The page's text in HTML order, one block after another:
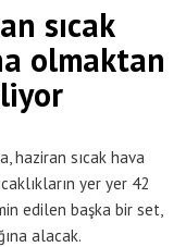
sıcak
olmaktan
haziran sıcak hava
yer yer 42
edilen başka bir set,
alacak.